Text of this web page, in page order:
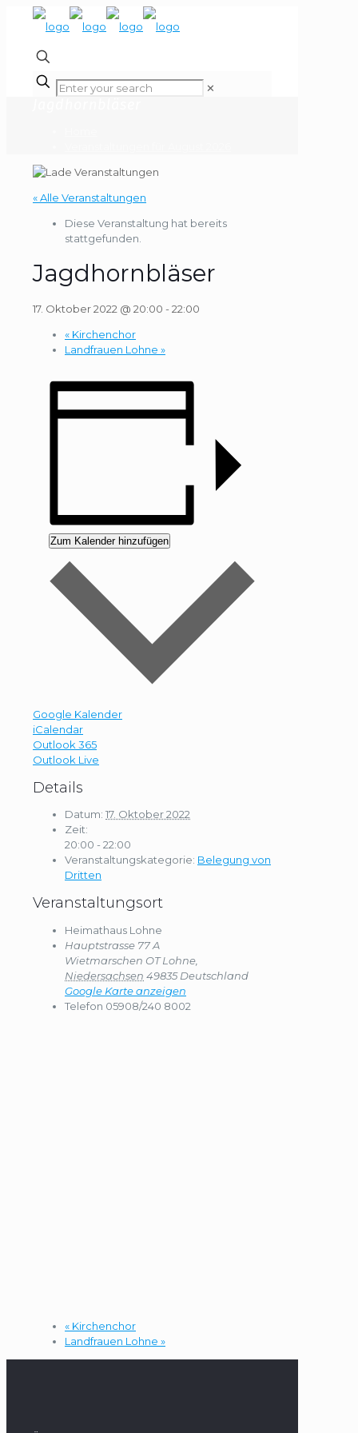
✕
« Alle Veranstaltungen
Diese Veranstaltung hat bereits
stattgefunden.
Jagdhornbläser
17. Oktober 2022 @ 20:00 -22:00
« Kirchenchor
Landfrauen Lohne »
Zum Kalender hinzufügen
Google Kalender
iCalendar
Outlook 365
Outlook Live
Details
Datum: 17. Oktober 2022
Zeit:
20:00 - 22:00
Veranstaltungskategorie: Belegung von
Dritten
Veranstaltungsort
Heimathaus Lohne
Hauptstrasse 77 A
Wietmarschen OT Lohne,
Niedersachsen 49835 Deutschland
Google Karte anzeigen
Telefon 05908/240 8002
« Kirchenchor
Landfrauen Lohne »